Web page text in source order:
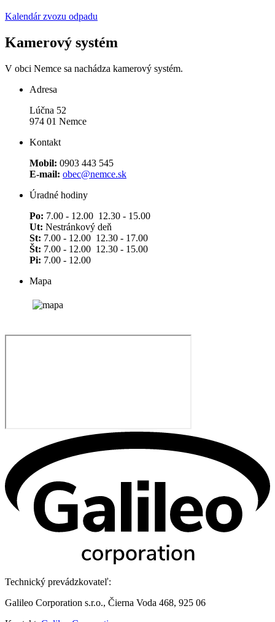
Kalendár zvozu odpadu
Kamerový systém
V obci Nemce sa nachádza kamerový systém.
Adresa
Lúčna 52
974 01 Nemce
Kontakt
Mobil: 0903 443 545
E-mail: obec@nemce.sk
Úradné hodiny
Po: 7.00 - 12.00 12.30 - 15.00
Ut: Nestránkový deň
St: 7.00 - 12.00 12.30 - 17.00
Št: 7.00 - 12.00 12.30 - 15.00
Pi: 7.00 - 12.00
Mapa
Technický prevádzkovateľ:
Galileo Corporation s.r.o., Čierna Voda 468, 925 06